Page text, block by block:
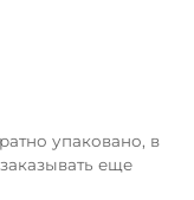
упаковано, в
еще